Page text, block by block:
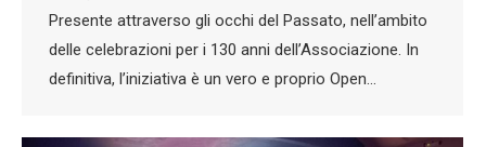
Presente attraverso gli occhi del Passato, nell’ambito
delle celebrazioni per i 130 anni dell’Associazione. In
definitiva, l’iniziativa è un vero e proprio Open…